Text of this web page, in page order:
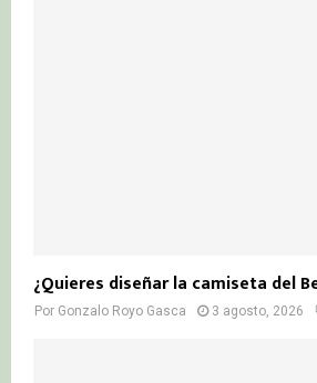
¿Quieres diseñar la camiseta del
Por Gonzalo Royo Gasca 3 agosto, 2026